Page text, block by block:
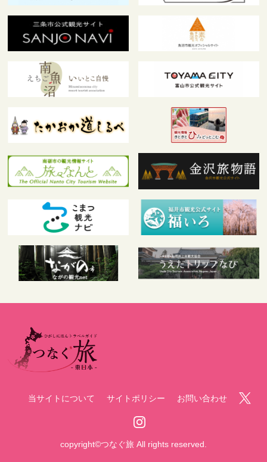
当サイトについて サイトポリシー お問い合わせ
copyright©つなぐ旅 All rights reserved.